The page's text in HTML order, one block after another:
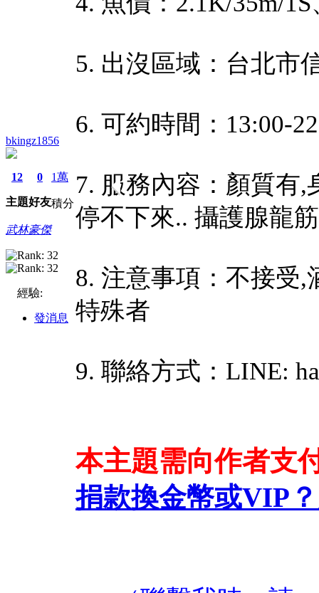
bkingz1856
12
主題
0
好友
1萬
積分
武林豪傑
經驗:
發消息
5. 出沒區域：台北市
6. 可約時間：13:00-
7. 服務內容：顏質有
停不下來.. 攝護腺龍
8. 注意事項：不接受,
特殊者
9. 聯絡方式：LINE:
本主題需向作者支
捐款換金幣或VIP？